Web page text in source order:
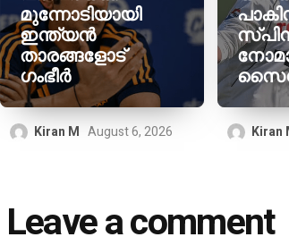
മുന്നോടിയായി
ഇന്ത്യൻ
താരങ്ങളോട്
ഗംഭീർ
Kiran M August 6, 2026 Kiran
Leave a comment